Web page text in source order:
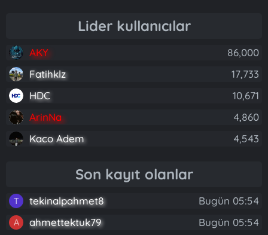
Lider kullanıcılar
AKY
86,000
Fatihklz
17,733
HDC
10,671
ArinNa
4,860
Kaco Adem
4,543
Son kayıt olanlar
T tekinalpahmet8 Bugün 05:54
A ahmettektuk79 Bugün 05:54